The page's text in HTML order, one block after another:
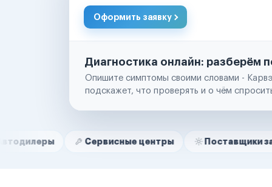
Оформить заявку
Диагностика онлайн: разберём
Опишите симптомы своими словами -
подскажет, что проверять и о чём
Нам доверяют
Сервисные центры Поставщики запчастей
Маркетплейсы